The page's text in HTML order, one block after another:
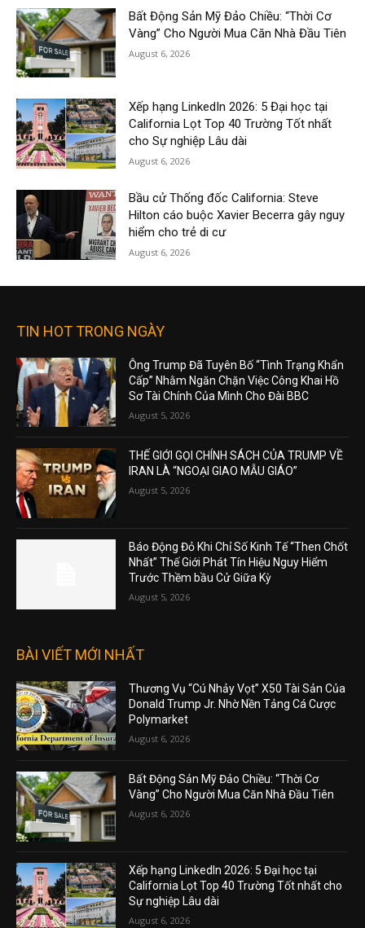
Bất Động Sản Mỹ Đảo Chiều: “Thời Cơ
Vàng” Cho Người Mua Căn Nhà Đầu Tiên
August 6, 2026
Xếp hạng LinkedIn 2026: 5 Đại học tại
California Lọt Top 40 Trường Tốt nhất
cho Sự nghiệp Lâu dài
August 6, 2026
Bầu cử Thống đốc California: Steve
Hilton cáo buộc Xavier Becerra gây nguy
hiểm cho trẻ di cư
August 6, 2026
TIN HOT TRONG NGÀY
Ông Trump Đã Tuyên Bố “Tình Trạng Khẩn
Cấp” Nhằm Ngăn Chặn Việc Công Khai Hồ
Sơ Tài Chính Của Mình Cho Đài BBC
August 5, 2026
THẾ GIỚI GỌI CHÍNH SÁCH CỦA TRUMP VỀ
IRAN LÀ “NGOẠI GIAO MẪU GIÁO”
August 5, 2026
Báo Động Đỏ Khi Chỉ Số Kinh Tế “Then Chốt
Nhất” Thế Giới Phát Tín Hiệu Nguy Hiểm
Trước Thềm bầu Cử Giữa Kỳ
August 5, 2026
BÀI VIẾT MỚI NHẤT
Thương Vụ “Cú Nhảy Vọt” X50 Tài Sản Của
Donald Trump Jr. Nhờ Nền Tảng Cá Cược
Polymarket
August 6, 2026
Bất Động Sản Mỹ Đảo Chiều: “Thời Cơ
Vàng” Cho Người Mua Căn Nhà Đầu Tiên
August 6, 2026
Xếp hạng LinkedIn 2026: 5 Đại học tại
California Lọt Top 40 Trường Tốt nhất cho
Sự nghiệp Lâu dài
August 6, 2026